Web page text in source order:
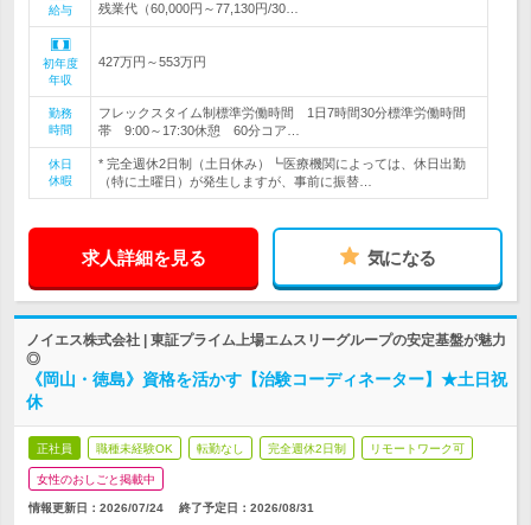
給与
残業代（60,000円～77,130円/30…
初年度
年収
427万円～553万円
勤務
時間
フレックスタイム制標準労働時間 1日7時間30分標準労働時間
帯 9:00～17:30休憩 60分コア…
休日
休暇
* 完全週休2日制（土日休み）┗医療機関によっては、休日出勤
（特に土曜日）が発生しますが、事前に振替…
求人詳細を見る 気になる
ノイエス株式会社 | 東証プライム上場エムスリーグループの安定基盤が魅力
◎
《岡山・徳島》資格を活かす【治験コーディネーター】★土日祝
休
正社員 職種未経験OK 転勤なし 完全週休2日制 リモートワーク可
女性のおしごと掲載中
情報更新日：2026/07/24 終了予定日： 2026/08/31